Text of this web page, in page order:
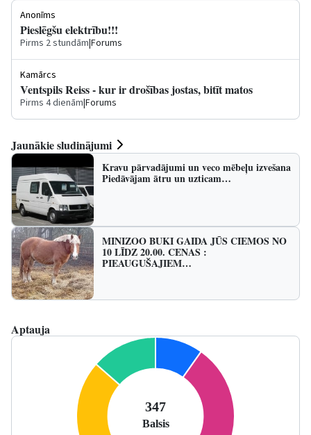
Anonīms
Pieslēgšu elektrību!!!
Pirms 2 stundām|Forums
Kamārcs
Ventspils Reiss - kur ir drošības jostas, bitīt matos
Pirms 4 dienām|Forums
Jaunākie sludinājumi
Kravu pārvadājumi un veco mēbeļu izvešana
Piedāvājam ātru un uzticam…
MINIZOO BUKI GAIDA JŪS CIEMOS NO
10 LĪDZ 20.00. CENAS :
PIEAUGUŠAJIEM…
Aptauja